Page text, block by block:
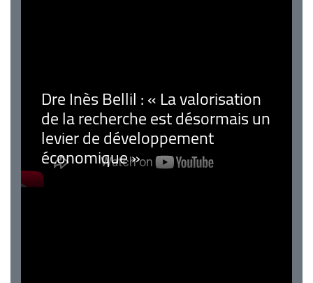
Dre Inès Bellil : « La valorisation
de la recherche est désormais un
levier de développement
économique »